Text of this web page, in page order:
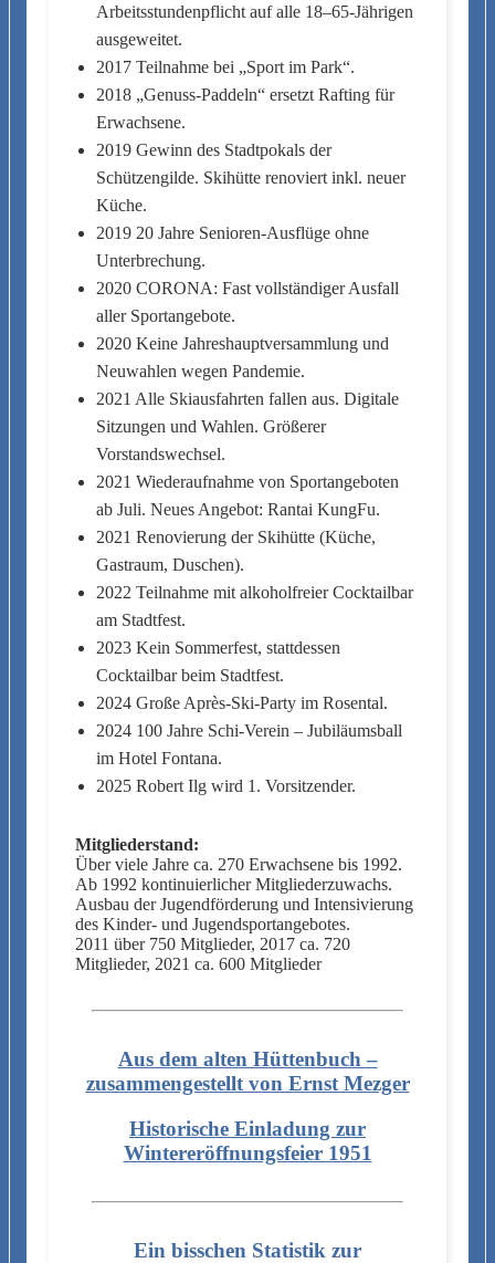
Arbeitsstundenpflicht auf alle 18–65-Jährigen
ausgeweitet.
2017 Teilnahme bei „Sport im Park“.
2018 „Genuss-Paddeln“ ersetzt Rafting für
Erwachsene.
2019 Gewinn des Stadtpokals der
Schützengilde. Skihütte renoviert inkl. neuer
Küche.
2019 20 Jahre Senioren-Ausflüge ohne
Unterbrechung.
2020 CORONA: Fast vollständiger Ausfall
aller Sportangebote.
2020 Keine Jahreshauptversammlung und
Neuwahlen wegen Pandemie.
2021 Alle Skiausfahrten fallen aus. Digitale
Sitzungen und Wahlen. Größerer
Vorstandswechsel.
2021 Wiederaufnahme von Sportangeboten
ab Juli. Neues Angebot: Rantai KungFu.
2021 Renovierung der Skihütte (Küche,
Gastraum, Duschen).
2022 Teilnahme mit alkoholfreier Cocktailbar
am Stadtfest.
2023 Kein Sommerfest, stattdessen
Cocktailbar beim Stadtfest.
2024 Große Après-Ski-Party im Rosental.
2024 100 Jahre Schi-Verein – Jubiläumsball
im Hotel Fontana.
2025 Robert Ilg wird 1. Vorsitzender.
Mitgliederstand:
Über viele Jahre ca. 270 Erwachsene bis 1992.
Ab 1992 kontinuierlicher Mitgliederzuwachs.
Ausbau der Jugendförderung und Intensivierung
des Kinder- und Jugendsportangebotes.
2011 über 750 Mitglieder, 2017 ca. 720
Mitglieder, 2021 ca. 600 Mitglieder
Aus dem alten Hüttenbuch –
zusammengestellt von Ernst Mezger
Historische Einladung zur
Wintereröffnungsfeier 1951
Ein bisschen Statistik zur